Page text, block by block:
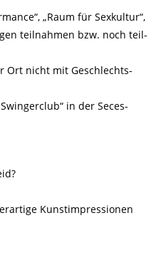
„Raum für Sexkultur“,
teilnahmen bzw. noch teil-
Ort nicht mit Geschlechts-
in der Seces-
Kunstimpressionen